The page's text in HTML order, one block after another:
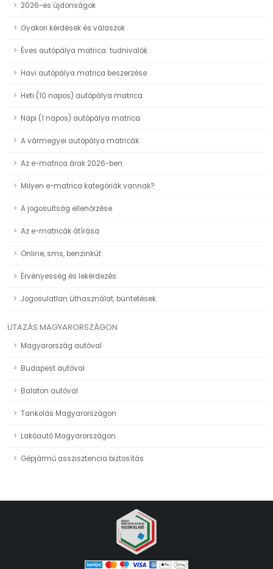
2026-es újdonságok
Gyakori kérdések és válaszok
Éves autópálya matrica: tudnivalók
Havi autópálya matrica beszerzése
Heti (10 napos) autópálya matrica
Napi (1 napos) autópálya matrica
A vármegyei autópálya matricák
Az e-matrica árak 2026-ben
Milyen e-matrica kategóriák vannak?
A jogosultság ellenőrzése
Az e-matricák átírása
Online, sms, benzinkút
Érvényesség és lekérdezés
Jogosulatlan úthasználat, büntetések
UTAZÁS MAGYARORSZÁGON
Magyarország autóval
Budapest autóval
Balaton autóval
Tankolás Magyarországon
Lakóautó Magyarországon
Gépjármű asszisztencia biztosítás